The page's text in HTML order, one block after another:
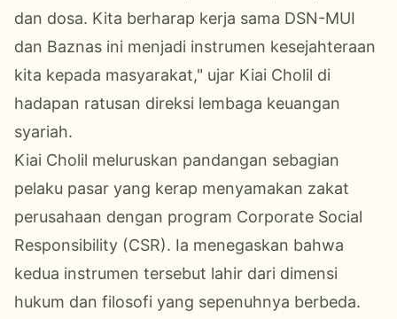
dan dosa. Kita berharap kerja sama DSN-MUI
dan Baznas ini menjadi instrumen kesejahteraan
kita kepada masyarakat," ujar Kiai Cholil di
hadapan ratusan direksi lembaga keuangan
syariah.
Kiai Cholil meluruskan pandangan sebagian
pelaku pasar yang kerap menyamakan zakat
perusahaan dengan program Corporate Social
Responsibility (CSR). Ia menegaskan bahwa
kedua instrumen tersebut lahir dari dimensi
hukum dan filosofi yang sepenuhnya berbeda.